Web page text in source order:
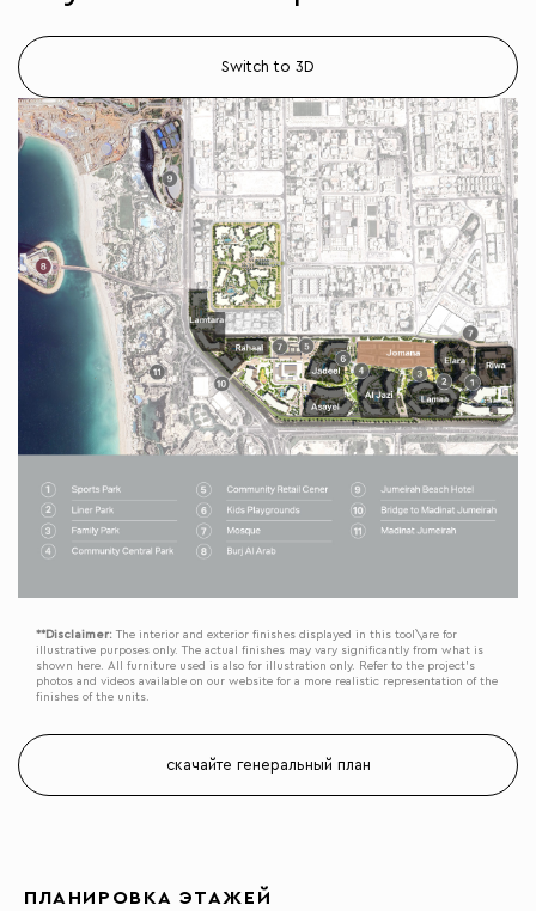
Switch to 3D
**Disclaimer: The interior and exterior finishes displayed in this tool\are for
illustrative purposes only. The actual finishes may vary significantly from what is
shown here. All furniture used is also for illustration only. Refer to the project’s
photos and videos available on our website for a more realistic representation of the
finishes of the units.
скачайте генеральный план
ПЛАНИРОВКА ЭТАЖЕЙ